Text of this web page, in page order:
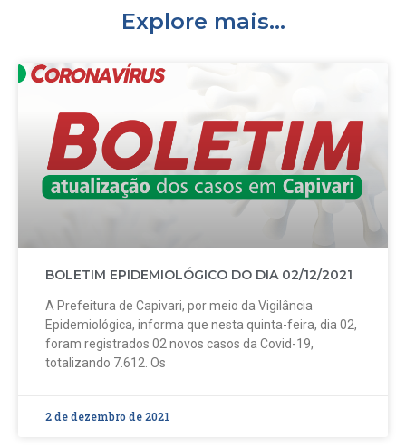
Explore mais...
BOLETIM EPIDEMIOLÓGICO DO DIA 02/12/2021
A Prefeitura de Capivari, por meio da Vigilância
Epidemiológica, informa que nesta quinta-feira, dia 02,
foram registrados 02 novos casos da Covid-19,
totalizando 7.612. Os
2 de dezembro de 2021